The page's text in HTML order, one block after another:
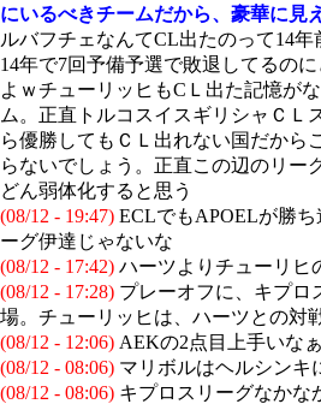
にいるべきチームだから、豪華に見
ルバフチェなんてCL出たのって14年
14年で7回予備予選で敗退してるの
よｗチューリッヒもCＬ出た記憶が
ム。正直トルコスイスギリシャＣＬ
ら優勝してもＣＬ出れない国だから
らないでしょう。正直この辺のリー
どん弱体化すると思う
(08/12 - 19:47) ECLでもAPOELが勝
ーグ伊達じゃないな
(08/12 - 17:42) ハーツよりチューリヒ
(08/12 - 17:28) プレーオフに、キプロ
場。チューリッヒは、ハーツとの対
(08/12 - 12:06) AEKの2点目上手いなぁ
(08/12 - 08:06) マリボルはヘルシンキ
(08/12 - 08:06) キプロスリーグなかな